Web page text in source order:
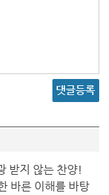
댓글등록
받지 않는 찬양!
바른 이해를 바탕